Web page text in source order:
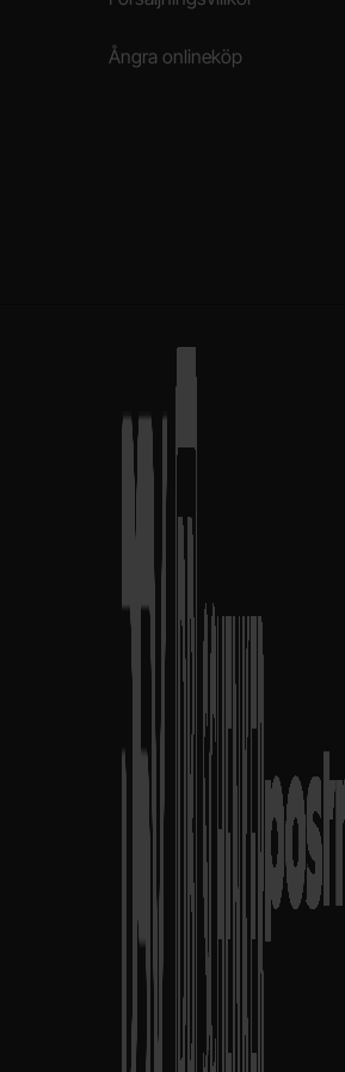
Ångra onlineköp